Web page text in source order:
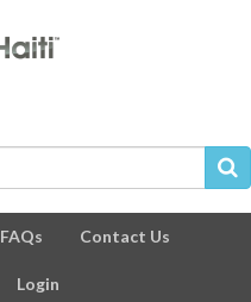
FAQs Contact Us
Login